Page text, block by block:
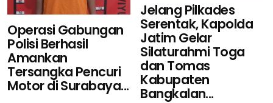
Operasi Gabungan
Polisi Berhasil
Amankan
Tersangka Pencuri
Motor di Surabaya...
Jelang Pilkades
Serentak, Kapolda
Jatim Gelar
Silaturahmi Toga
dan Tomas
Kabupaten
Bangkalan...